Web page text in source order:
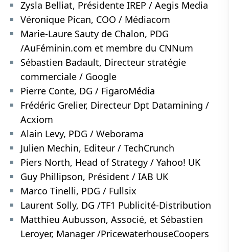
Zysla Belliat, Présidente IREP / Aegis Media
Véronique Pican, COO / Médiacom
Marie-Laure Sauty de Chalon, PDG
/AuFéminin.com et membre du CNNum
Sébastien Badault, Directeur stratégie
commerciale / Google
Pierre Conte, DG / FigaroMédia
Frédéric Grelier, Directeur Dpt Datamining /
Acxiom
Alain Levy, PDG / Weborama
Julien Mechin, Editeur / TechCrunch
Piers North, Head of Strategy / Yahoo! UK
Guy Phillipson, Président / IAB UK
Marco Tinelli, PDG / Fullsix
Laurent Solly, DG /TF1 Publicité-Distribution
Matthieu Aubusson, Associé, et Sébastien
Leroyer, Manager /PricewaterhouseCoopers